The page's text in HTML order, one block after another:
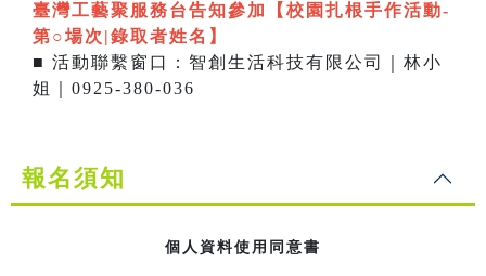
臺灣工藝聚服務台告知參加【校園扎根手作活動-
第○場次|錄取者姓名】
■ 活動聯繫窗口：智創生活科技有限公司｜林小
姐｜0925-380-036
報名須知
個人資料使用同意書